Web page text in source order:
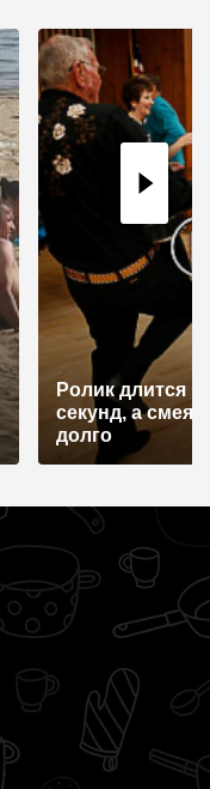
Ролик длится
секунд, а
долго